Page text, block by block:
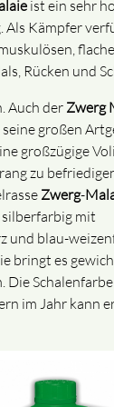
ist ein sehr
Kämpfer
Rücken und
Auch der Zwerg
großen
großzügige
zu
Zwerg-
mit
und blau-
bringt es
Die
im Jahr kann